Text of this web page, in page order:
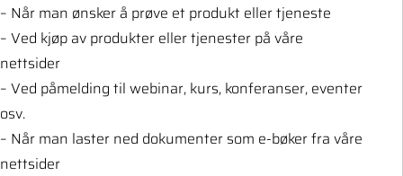
– Når man ønsker å prøve et produkt eller tjeneste
– Ved kjøp av produkter eller tjenester på våre
nettsider
– Ved påmelding til webinar, kurs, konferanser, eventer
osv.
– Når man laster ned dokumenter som e-bøker fra våre
nettsider